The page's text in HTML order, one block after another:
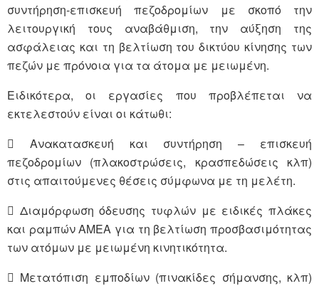
συντήρηση-επισκευή πεζοδρομίων με σκοπό την
λειτουργική τους αναβάθμιση, την αύξηση της
ασφάλειας και τη βελτίωση του δικτύου κίνησης των
πεζών με πρόνοια για τα άτομα με μειωμένη.
Ειδικότερα, οι εργασίες που προβλέπεται να
εκτελεστούν είναι οι κάτωθι:
 Ανακατασκευή και συντήρηση – επισκευή
πεζοδρομίων (πλακοστρώσεις, κρασπεδώσεις κλπ)
στις απαιτούμενες θέσεις σύμφωνα με τη μελέτη.
 Διαμόρφωση όδευσης τυφλών με ειδικές πλάκες
και ραμπών ΑΜΕΑ για τη βελτίωση προσβασιμότητας
των ατόμων με μειωμένη κινητικότητα.
 Μετατόπιση εμποδίων (πινακίδες σήμανσης, κλπ)